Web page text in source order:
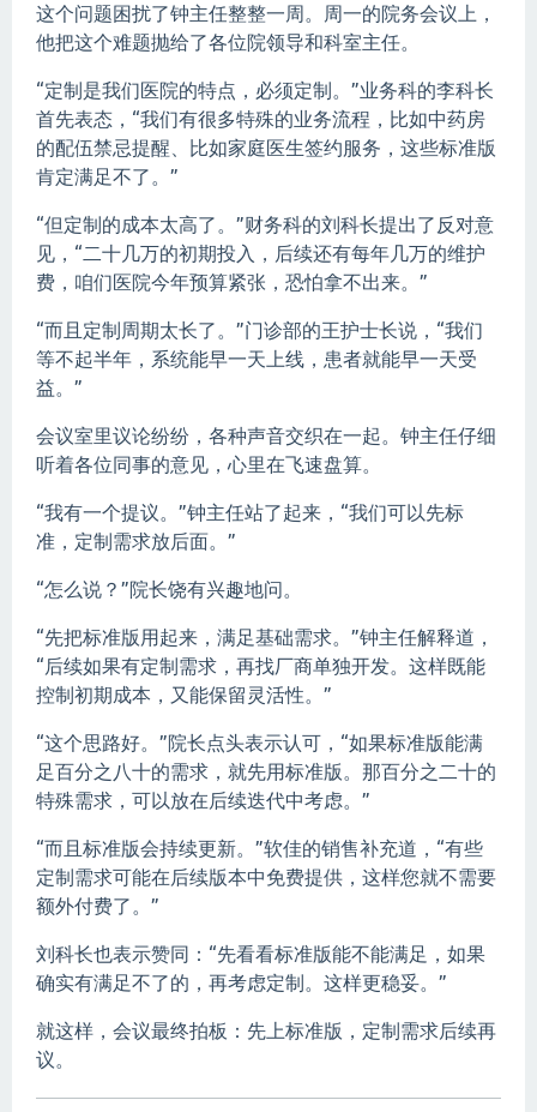
这个问题困扰了钟主任整整一周。周一的院务会议上，
他把这个难题抛给了各位院领导和科室主任。
“定制是我们医院的特点，必须定制。”业务科的李科长
首先表态，“我们有很多特殊的业务流程，比如中药房
的配伍禁忌提醒、比如家庭医生签约服务，这些标准版
肯定满足不了。”
“但定制的成本太高了。”财务科的刘科长提出了反对意
见，“二十几万的初期投入，后续还有每年几万的维护
费，咱们医院今年预算紧张，恐怕拿不出来。”
“而且定制周期太长了。”门诊部的王护士长说，“我们
等不起半年，系统能早一天上线，患者就能早一天受
益。”
会议室里议论纷纷，各种声音交织在一起。钟主任仔细
听着各位同事的意见，心里在飞速盘算。
“我有一个提议。”钟主任站了起来，“我们可以先标
准，定制需求放后面。”
“怎么说？”院长饶有兴趣地问。
“先把标准版用起来，满足基础需求。”钟主任解释道，
“后续如果有定制需求，再找厂商单独开发。这样既能
控制初期成本，又能保留灵活性。”
“这个思路好。”院长点头表示认可，“如果标准版能满
足百分之八十的需求，就先用标准版。那百分之二十的
特殊需求，可以放在后续迭代中考虑。”
“而且标准版会持续更新。”软佳的销售补充道，“有些
定制需求可能在后续版本中免费提供，这样您就不需要
额外付费了。”
刘科长也表示赞同：“先看看标准版能不能满足，如果
确实有满足不了的，再考虑定制。这样更稳妥。”
就这样，会议最终拍板：先上标准版，定制需求后续再
议。